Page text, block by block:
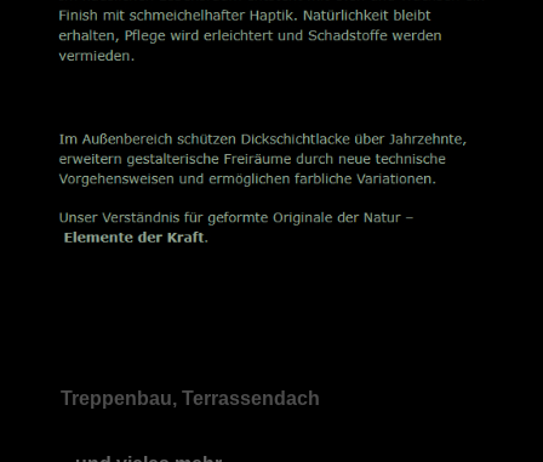
Treppenbau, Terrassendach